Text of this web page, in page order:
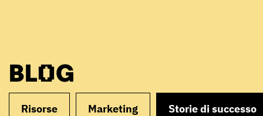
BLOG
Risorse Marketing Storie di successo